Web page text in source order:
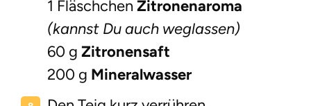
1 Fläschchen Zitronenaroma
(kannst Du auch weglassen)
60 g Zitronensaft
200 g Mineralwasser